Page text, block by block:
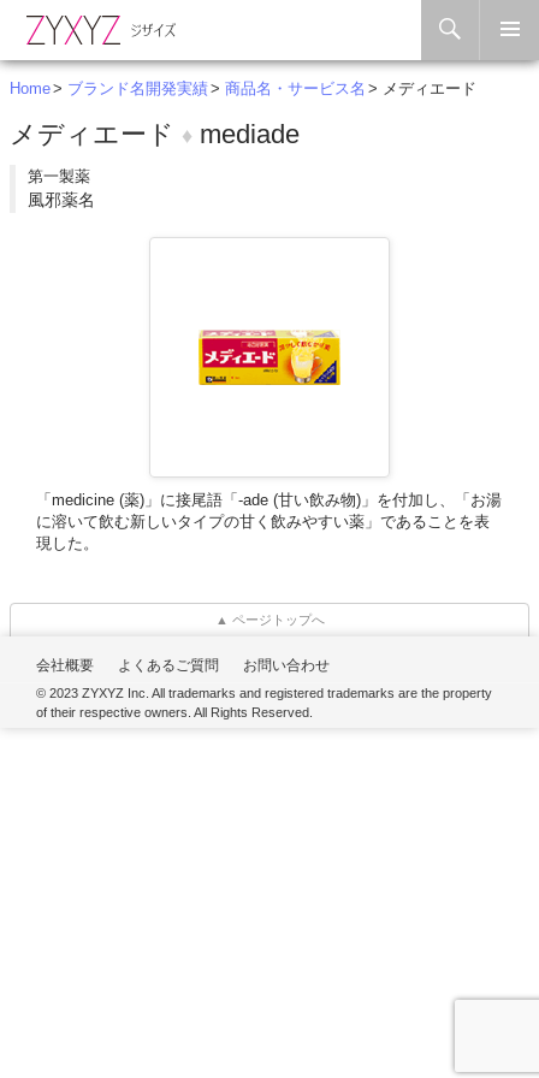
Home ブランド名開発実績 商品名・サービス名 メディエード
メディエード ♦ mediade
第一製薬
風邪薬名
「medicine (薬)」に接尾語「-ade (甘い飲み物)」を付加し、「お湯
に溶いて飲む新しいタイプの甘く飲みやすい薬」であることを表
現した。
▲ ページトップへ
会社概要 よくあるご質問 お問い合わせ
© 2023 ZYXYZ Inc. All trademarks and registered trademarks are the property
of their respective owners. All Rights Reserved.